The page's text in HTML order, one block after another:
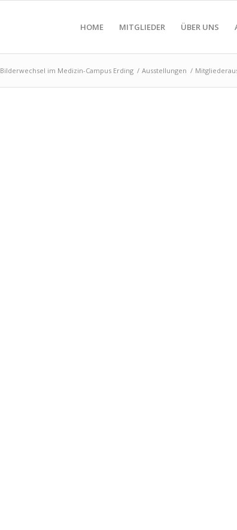
HOME MITGLIEDER ÜBER UNS
Bilderwechsel im Medizin-Campus Erding / Ausstellungen /